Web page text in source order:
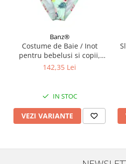
Banz®
Costume de Baie / Inot
pentru bebelusi si copii,
Protectie Soare UPF50+,
142,35 Lei
IN STOC
VEZI VARIANTE